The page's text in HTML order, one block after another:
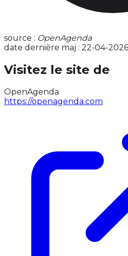
source : OpenAgenda
date dernière maj : 22-04-2026
Visitez le site de
OpenAgenda
https://openagenda.com